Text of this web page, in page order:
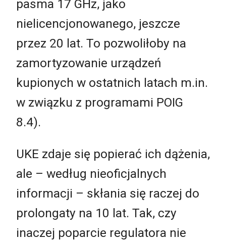
pasma 17 GHz, jako
nielicencjonowanego, jeszcze
przez 20 lat. To pozwoliłoby na
zamortyzowanie urządzeń
kupionych w ostatnich latach m.in.
w związku z programami POIG
8.4).
UKE zdaje się popierać ich dążenia,
ale – według nieoficjalnych
informacji – skłania się raczej do
prolongaty na 10 lat. Tak, czy
inaczej poparcie regulatora nie